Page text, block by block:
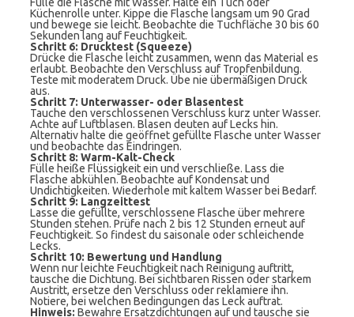
Küchenrolle unter. Kippe die Flasche langsam um 90 Grad
und bewege sie leicht. Beobachte die Tuchfläche 30 bis 60
Sekunden lang auf Feuchtigkeit.
Schritt 6: Drucktest (Squeeze)
Drücke die Flasche leicht zusammen, wenn das Material es
erlaubt. Beobachte den Verschluss auf Tropfenbildung.
Teste mit moderatem Druck. Übe nie übermäßigen Druck
aus.
Schritt 7: Unterwasser- oder Blasentest
Tauche den verschlossenen Verschluss kurz unter Wasser.
Achte auf Luftblasen. Blasen deuten auf Lecks hin.
Alternativ halte die geöffnet gefüllte Flasche unter Wasser
und beobachte das Eindringen.
Schritt 8: Warm-Kalt-Check
Fülle heiße Flüssigkeit ein und verschließe. Lass die
Flasche abkühlen. Beobachte auf Kondensat und
Undichtigkeiten. Wiederhole mit kaltem Wasser bei Bedarf.
Schritt 9: Langzeittest
Lasse die gefüllte, verschlossene Flasche über mehrere
Stunden stehen. Prüfe nach 2 bis 12 Stunden erneut auf
Feuchtigkeit. So findest du saisonale oder schleichende
Lecks.
Schritt 10: Bewertung und Handlung
Wenn nur leichte Feuchtigkeit nach Reinigung auftritt,
tausche die Dichtung. Bei sichtbaren Rissen oder starkem
Austritt, ersetze den Verschluss oder reklamiere ihn.
Notiere, bei welchen Bedingungen das Leck auftrat.
Hinweis: Bewahre Ersatzdichtungen auf und tausche sie